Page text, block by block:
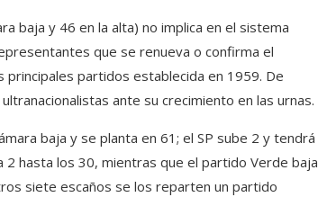
baja y 46 en la alta) no implica en el sistema
que se renueva o confirma el
partidos establecida en 1959. De
ante su crecimiento en las urnas.
baja y se planta en 61; el SP sube 2 y tendrá
hasta los 30, mientras que el partido Verde baja
siete escaños se los reparten un partido